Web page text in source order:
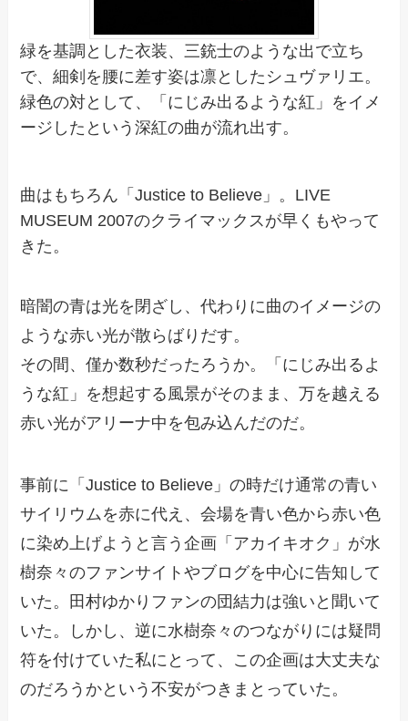
緑を基調とした衣装、三銃士のような出で立ち
で、細剣を腰に差す姿は凛としたシュヴァリエ。
緑色の対として、「にじみ出るような紅」をイメ
ージしたという深紅の曲が流れ出す。
曲はもちろん「Justice to Believe」。LIVE
MUSEUM 2007のクライマックスが早くもやって
きた。
暗闇の青は光を閉ざし、代わりに曲のイメージの
ような赤い光が散らばりだす。
その間、僅か数秒だったろうか。「にじみ出るよ
うな紅」を想起する風景がそのまま、万を越える
赤い光がアリーナ中を包み込んだのだ。
事前に「Justice to Believe」の時だけ通常の青い
サイリウムを赤に代え、会場を青い色から赤い色
に染め上げようと言う企画「アカイキオク」が水
樹奈々のファンサイトやブログを中心に告知して
いた。田村ゆかりファンの団結力は強いと聞いて
いた。しかし、逆に水樹奈々のつながりには疑問
符を付けていた私にとって、この企画は大丈夫な
のだろうかという不安がつきまとっていた。